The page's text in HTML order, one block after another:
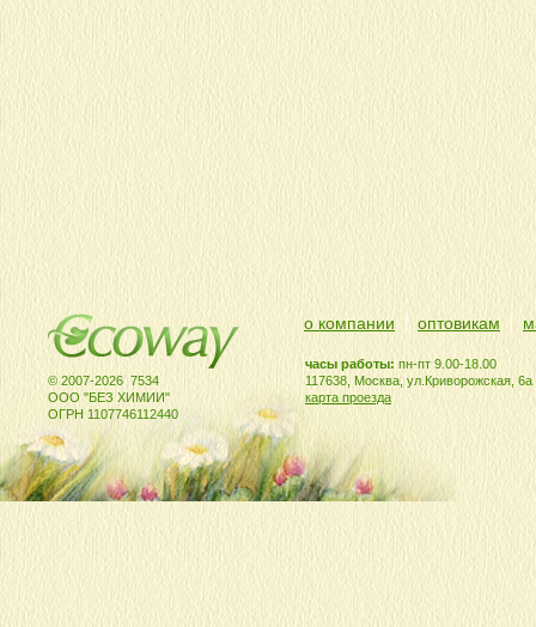
© 2007-2026 7534
ООО "БЕЗ ХИМИИ"
ОГРН 1107746112440
часы работы: пн-пт 9.00-18.00
117638, Москва, ул.Криворожская, 6а
карта проезда
о компании оптовикам